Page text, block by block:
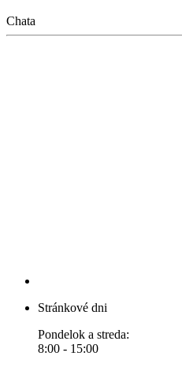
Chata
Stránkové dni
Pondelok a streda:
8:00 - 15:00